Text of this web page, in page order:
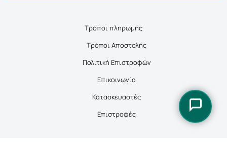
Τρόποι πληρωμής
Τρόποι Αποστολής
Πολιτική Επιστροφών
Επικοινωνία
Κατασκευαστές
Επιστροφές